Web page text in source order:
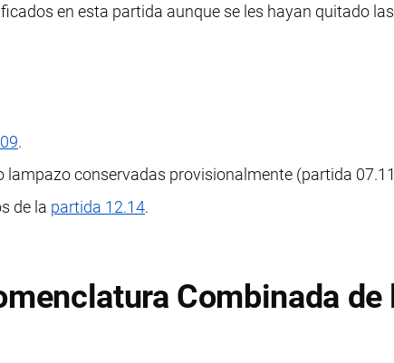
en esta partida aunque se les hayan quitado
.
lampazo conservadas provisionalmente (partida
de la partida 12.14.
Combinada de